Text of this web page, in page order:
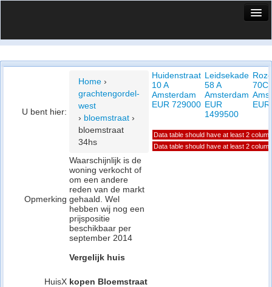
Vergelijk prijsposities - wijk
U bent hier:
Home ›
grachtengordel-
west
› bloemstraat ›
bloemstraat
34hs
Opmerking
Waarschijnlijk is de
woning verkocht of
om een andere
reden van de markt
gehaald. Wel
hebben wij nog een
prijspositie
beschikbaar per
september 2014
HuisX
Vergelijk huis
kopen Bloemstraat
Huidenstraat
10 A
Amsterdam
EUR 729000
Leidsekade
58 A
Amsterdam
EUR
1499500
70C
Data table should have at least 2
Data table should have at least 2